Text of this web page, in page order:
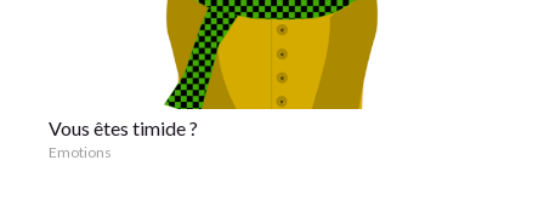
Vous êtes timide ?
Emotions